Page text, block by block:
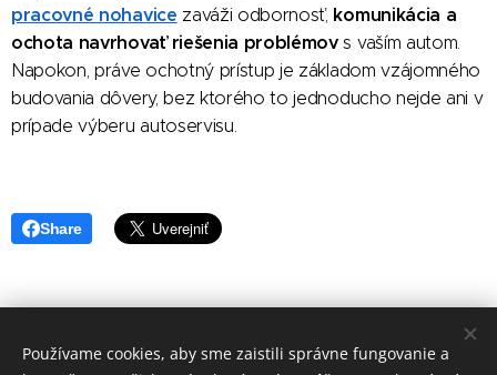
pracovné nohavice zaváži odbornosť, komunikácia a
ochota navrhovať riešenia problémovs vaším autom.
Napokon, práve ochotný prístup je základom vzájomného
budovania dôvery, bez ktorého to jednoducho nejde ani v
prípade výberu autoservisu.
Share
Používame cookies, aby sme zaistili správne fungovanie a